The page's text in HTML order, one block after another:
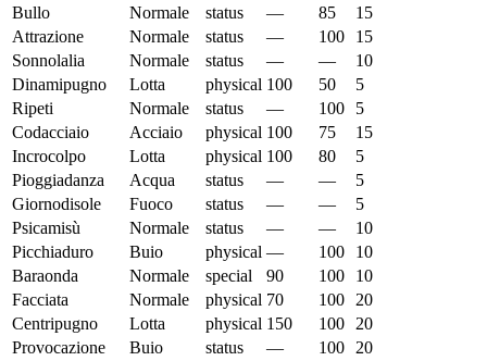
Bullo
Normale status — 85
15
Attrazione
Normale status — 100
15
Sonnolalia
Normale status — —
10
Dinamipugno
Lotta physical 100 50
5
Ripeti
Normale status — 100
5
Codacciaio
Acciaio physical 100 75
15
Incrocolpo
Lotta physical 100 80
5
Pioggiadanza
Acqua status — —
5
Giornodisole
Fuoco status — —
5
Psicamisù
Normale status — —
10
Picchiaduro
Buio physical — 100
10
Baraonda
Normale special 90 100
10
Facciata
Normale physical 70 100
20
Centripugno
Lotta physical 150 100
20
Provocazione
Buio status — 100
20